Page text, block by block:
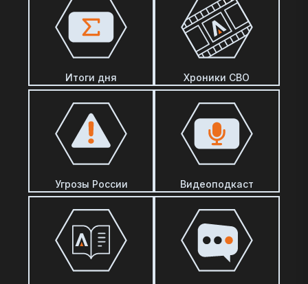
Итоги дня Хроники СВО
Угрозы России Видеоподкаст